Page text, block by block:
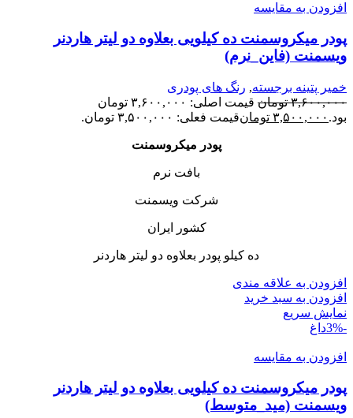
افزودن به مقایسه
پودر میکروسمنت ده کیلویی بعلاوه دو لیتر هاردنر
ویسمنت (فاین_نرم)
خمیر پتینه برجسته, رنگ های پودری
۳,۶۰۰,۰۰۰ تومان
قیمت اصلی: ۳,۶۰۰,۰۰۰ تومان
بود. ۳,۵۰۰,۰۰۰ تومانقیمت فعلی: ۳,۵۰۰,۰۰۰ تومان.
پودر میکروسمنت
بافت نرم
شرکت ویسمنت
کشور ایران
ده کیلو پودر بعلاوه دو لیتر هاردنر
افزودن به علاقه مندی
افزودن به سبد خرید
نمایش سریع
-3%
داغ
افزودن به مقایسه
پودر میکروسمنت ده کیلویی بعلاوه دو لیتر هاردنر
ویسمنت (مید_متوسط)